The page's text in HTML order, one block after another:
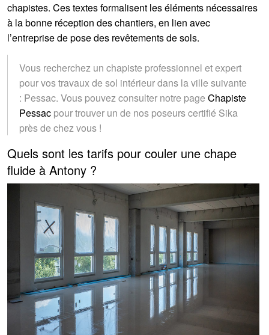
chapistes. Ces textes formalisent les éléments nécessaires
à la bonne réception des chantiers, en lien avec
l’entreprise de pose des revêtements de sols.
Vous recherchez un chapiste professionnel et expert
pour vos travaux de sol intérieur dans la ville suivante
: Pessac. Vous pouvez consulter notre page Chapiste
Pessac pour trouver un de nos poseurs certifié Sika
près de chez vous !
Quels sont les tarifs pour couler une chape
fluide à Antony ?